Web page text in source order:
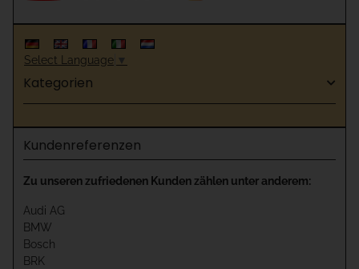
Select Language ▼
Kategorien
Kundenreferenzen
Zu unseren zufriedenen Kunden zählen unter anderem:
Audi AG
BMW
Bosch
BRK